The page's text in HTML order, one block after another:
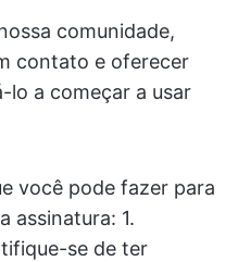
comunidade,
contato e oferecer
lo a começar a usar
você pode fazer para
assinatura: 1.
se de ter